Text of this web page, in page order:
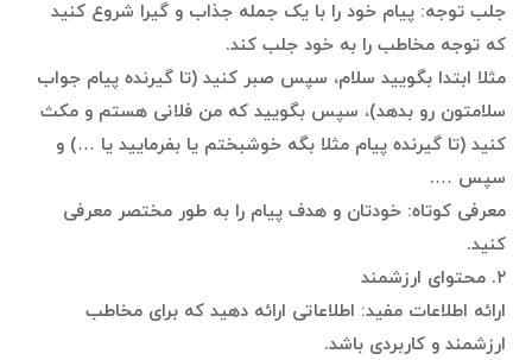
جلب توجه: پیام خود را با یک جمله جذاب و گیرا شروع کنید
که توجه مخاطب را به خود جلب کند.
مثلا ابتدا بگویید سلام، سپس صبر کنید (تا گیرنده پیام جواب
سلامتون رو بدهد)، سپس بگویید که من فلانی هستم و مکث
کنید (تا گیرنده پیام مثلا بگه خوشبختم یا بفرمایید یا …) و
سپس ….
معرفی کوتاه: خودتان و هدف پیام را به طور مختصر معرفی
کنید.
۲. محتوای ارزشمند
ارائه اطلاعات مفید: اطلاعاتی ارائه دهید که برای مخاطب
ارزشمند و کاربردی باشد.